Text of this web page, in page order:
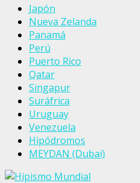
Japón
Nueva Zelanda
Panamá
Perú
Puerto Rico
Qatar
Singapur
Suráfrica
Uruguay
Venezuela
Hipódromos
MEYDAN (Dubai)